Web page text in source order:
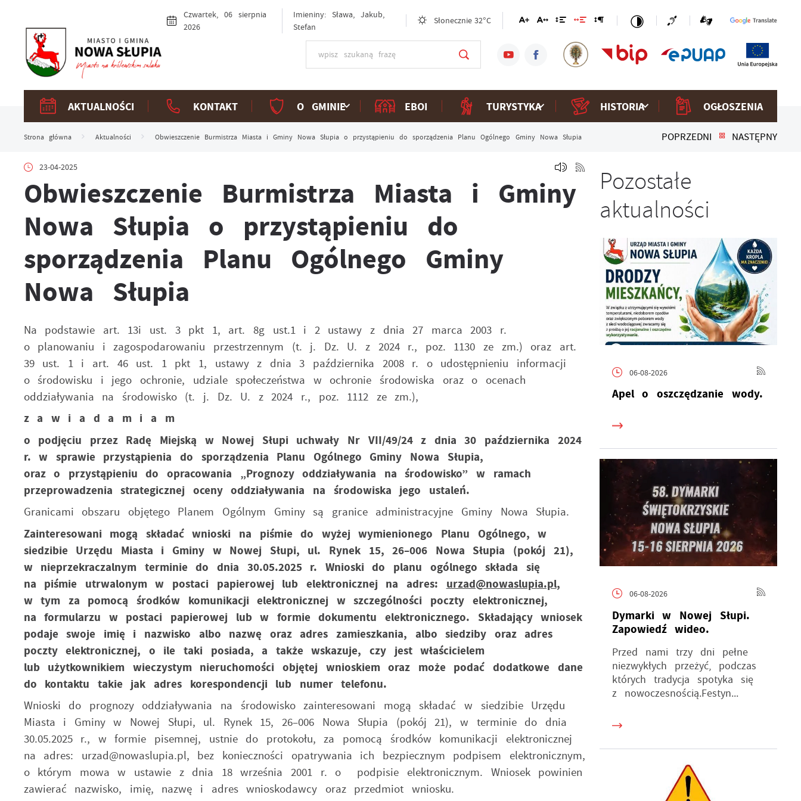
Czwartek, 06 sierpnia
2026
Imieniny: Sława, Jakub,
Stefan
Słonecznie 32°C
AKTUALNOŚCI KONTAKT O GMINIE EBOI TURYSTYKA HISTORIA OGŁOSZENIA
Strona główna Aktualności Obwieszczenie Burmistrza Miasta i Gminy Nowa Słupia o przystąpieniu do sporządzenia Planu Ogólnego Gminy Nowa Słupia POPRZEDNI NASTĘPNY
23-04-2025
Obwieszczenie Burmistrza Miasta i Gminy
Nowa Słupia o przystąpieniu do
sporządzenia Planu Ogólnego Gminy
Nowa Słupia
Na podstawie art. 13i ust. 3 pkt 1, art. 8g ust.1 i 2 ustawy z dnia 27 marca 2003 r.
o planowaniu i zagospodarowaniu przestrzennym (t. j. Dz. U. z 2024 r., poz. 1130 ze zm.) oraz art.
39 ust. 1 i art. 46 ust. 1 pkt 1, ustawy z dnia 3 października 2008 r. o udostępnieniu informacji
o środowisku i jego ochronie, udziale społeczeństwa w ochronie środowiska oraz o ocenach
oddziaływania na środowisko (t. j. Dz. U. z 2024 r., poz. 1112 ze zm.),
z a w i a d a m i a m
o podjęciu przez Radę Miejską w Nowej Słupi uchwały Nr VII/49/24 z dnia 30 października 2024
r. w sprawie przystąpienia do sporządzenia Planu Ogólnego Gminy Nowa Słupia,
oraz o przystąpieniu do opracowania „Prognozy oddziaływania na środowisko” w ramach
przeprowadzenia strategicznej oceny oddziaływania na środowiska jego ustaleń.
Granicami obszaru objętego Planem Ogólnym Gminy są granice administracyjne Gminy Nowa Słupia.
Zainteresowani mogą składać wnioski na piśmie do wyżej wymienionego Planu Ogólnego, w
siedzibie Urzędu Miasta i Gminy w Nowej Słupi, ul. Rynek 15, 26–006 Nowa Słupia (pokój 21),
w nieprzekraczalnym terminie do dnia 30.05.2025 r. Wnioski do planu ogólnego składa się
na piśmie utrwalonym w postaci papierowej lub elektronicznej na adres: urzad@nowaslupia.pl,
w tym za pomocą środków komunikacji elektronicznej w szczególności poczty elektronicznej,
na formularzu w postaci papierowej lub w formie dokumentu elektronicznego. Składający wniosek
podaje swoje imię i nazwisko albo nazwę oraz adres zamieszkania, albo siedziby oraz adres
poczty elektronicznej, o ile taki posiada, a także wskazuje, czy jest właścicielem
lub użytkownikiem wieczystym nieruchomości objętej wnioskiem oraz może podać dodatkowe dane
do kontaktu takie jak adres korespondencji lub numer telefonu.
Wnioski do prognozy oddziaływania na środowisko zainteresowani mogą składać w siedzibie Urzędu
Miasta i Gminy w Nowej Słupi, ul. Rynek 15, 26–006 Nowa Słupia (pokój 21), w terminie do dnia
30.05.2025 r., w formie pisemnej, ustnie do protokołu, za pomocą środków komunikacji elektronicznej
na adres: urzad@nowaslupia.pl, bez konieczności opatrywania ich bezpiecznym podpisem elektronicznym,
o którym mowa w ustawie z dnia 18 września 2001 r. o podpisie elektronicznym. Wniosek powinien
zawierać nazwisko, imię, nazwę i adres wnioskodawcy oraz przedmiot wniosku.
Pozostałe
aktualności
06-08-2026
Apel o oszczędzanie wody.
06-08-2026
Dymarki w Nowej Słupi.
Zapowiedź wideo.
Przed nami trzy dni pełne
niezwykłych przeżyć, podczas
których tradycja spotyka się
z nowoczesnością.Festyn...